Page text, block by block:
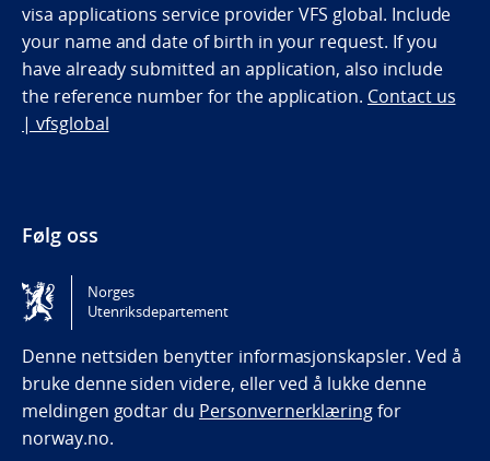
visa applications service provider VFS global. Include
your name and date of birth in your request. If you
have already submitted an application, also include
the reference number for the application. Contact us
| vfsglobal
Følg oss
Stasjonen på Facebook
Tilgjengelighetserklæring / Accessibility statement
(NO)
Norges
Utenriksdepartement
Denne nettsiden benytter informasjonskapsler. Ved å
bruke denne siden videre, eller ved å lukke denne
meldingen godtar du Personvernerklæringfor
norway.no.